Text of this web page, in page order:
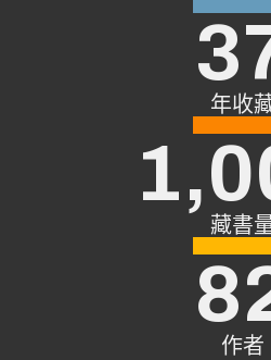
尊者昆得利
周利槃陀伽
俄丁納布柏
翁吉撒的故事
笛沙尊者的
柏達尼格笛
年收
藏書
作者